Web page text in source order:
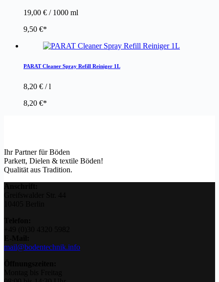
19,00 € / 1000 ml
9,50 €
PARAT Cleaner Spray Refill Reiniger 1L
8,20 € /l
8,20 €
Ihr Partner für Böden
Parkett, Dielen & textile Böden!
Qualität aus Tradition.
mail@bodentechnik.info